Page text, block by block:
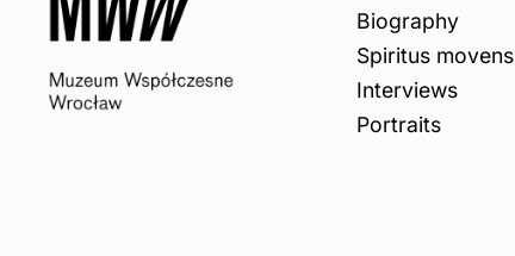
Biography
Spiritus movens
Interviews
Portraits